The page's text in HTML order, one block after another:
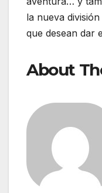
la nueva
que desean dar
About